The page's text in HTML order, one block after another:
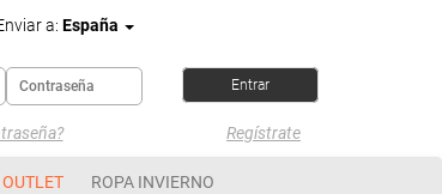
a: España
Regístrate
OUTLET ROPA INVIERNO